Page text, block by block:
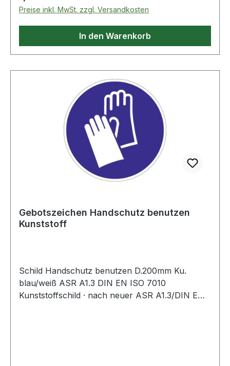
Preise inkl. MwSt. zzgl. Versandkosten
In den Warenkorb
Gebotszeichen Handschutz benutzen
Kunststoff
Schild Handschutz benutzen D.200mm Ku.
blau/weiß ASR A1.3 DIN EN ISO 7010
Kunststoffschild · nach neuer ASR A1.3/DIN EN